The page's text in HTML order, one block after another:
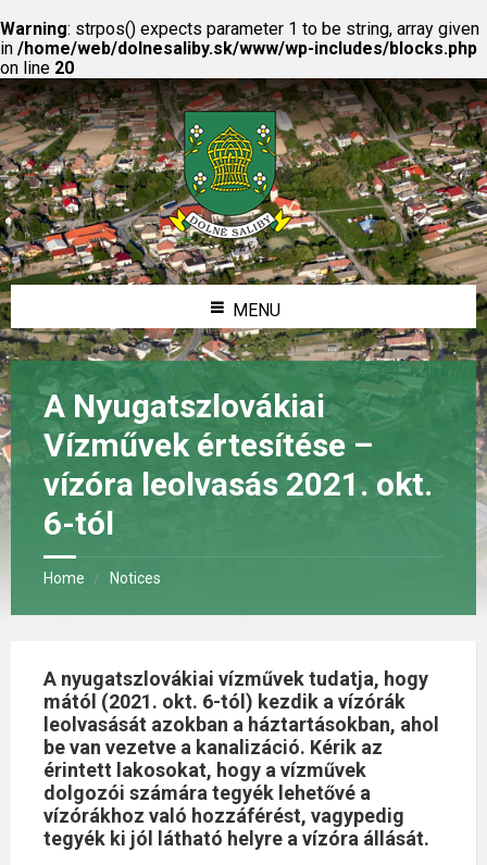
Warning: strpos() expects parameter 1 to be string, array given
in /home/web/dolnesaliby.sk/www/wp-includes/blocks.php
on line 20
MENU
A Nyugatszlovákiai
Vízművek értesítése –
vízóra leolvasás 2021. okt.
6-tól
Home Notices
A nyugatszlovákiai vízművek tudatja, hogy
mától (2021. okt. 6-tól) kezdik a vízórák
leolvasását azokban a háztartásokban, ahol
be van vezetve a kanalizáció. Kérik az
érintett lakosokat, hogy a vízművek
dolgozói számára tegyék lehetővé a
vízórákhoz való hozzáférést, vagypedig
tegyék ki jól látható helyre a vízóra állását.